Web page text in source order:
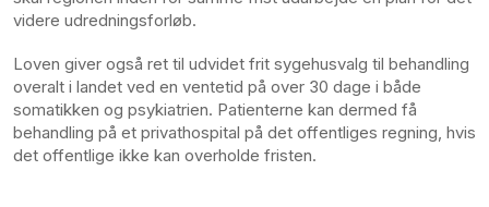
videre udredningsforløb.
Loven giver også ret til udvidet frit sygehusvalg til behandling
overalt i landet ved en ventetid på over 30 dage i både
somatikken og psykiatrien. Patienterne kan dermed få
behandling på et privathospital på det offentliges regning, hvis
det offentlige ikke kan overholde fristen.